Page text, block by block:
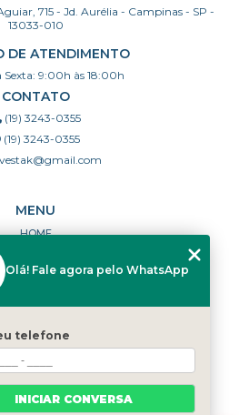
715 - Jd. Aurélia - Campinas - SP -
13033-010
DE ATENDIMENTO
Sexta: 9:00h às 18:00h
CONTATO
(19) 3243-0355
(19) 3243-0355
MENU
HOME
PORTFÓLIO
FREQUENTES
CATEGORIAS
MAPA DO SITE
Olá! Fale agora pelo WhatsApp
telefone
INICIAR CONVERSA